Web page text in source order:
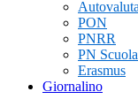
PON
PNRR
PN
Erasmus
Giornalino